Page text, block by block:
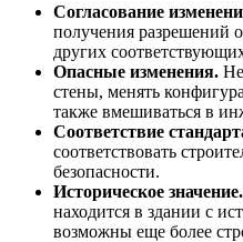
Согласование
получения разрешений
других
Опасные изменения.
стены, менять
также вмешиваться в
Соответствие
соответствовать
безопасности.
Историческое значение.
находится в здании с
возможны еще более